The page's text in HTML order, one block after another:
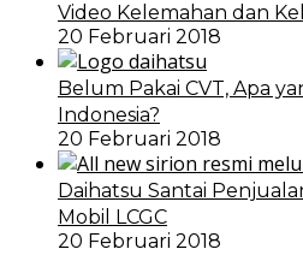
Video Kelemahan dan
20 Februari 2018
Belum Pakai CVT, Apa
Indonesia?
20 Februari 2018
Daihatsu Santai
Mobil LCGC
20 Februari 2018